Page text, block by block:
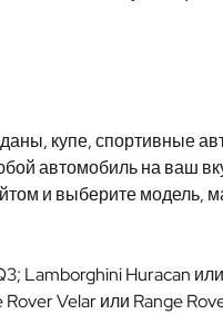
купе, спортивные
автомобиль на ваш
и выберите модель,
Lamborghini Huracan
Velar или Range